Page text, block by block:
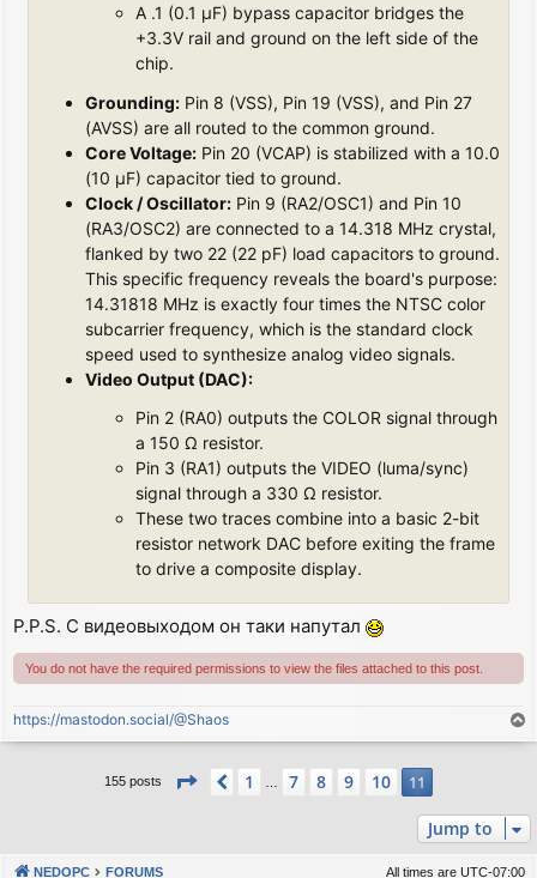
A .1 (0.1 µF) bypass capacitor bridges the
+3.3V rail and ground on the left side of the
chip.
Grounding: Pin 8 (VSS), Pin 19 (VSS), and Pin 27
(AVSS) are all routed to the common ground.
Core Voltage: Pin 20 (VCAP) is stabilized with a 10.0
(10 µF) capacitor tied to ground.
Clock / Oscillator: Pin 9 (RA2/OSC1) and Pin 10
(RA3/OSC2) are connected to a 14.318 MHz crystal,
flanked by two 22 (22 pF) load capacitors to ground.
This specific frequency reveals the board's purpose:
14.31818 MHz is exactly four times the NTSC color
subcarrier frequency, which is the standard clock
speed used to synthesize analog video signals.
Video Output (DAC):
Pin 2 (RA0) outputs the COLOR signal through
a 150 Ω resistor.
Pin 3 (RA1) outputs the VIDEO (luma/sync)
signal through a 330 Ω resistor.
These two traces combine into a basic 2-bit
resistor network DAC before exiting the frame
to drive a composite display.
P.P.S. С видеовыходом он таки напутал
You do not have the required permissions to view the files attached to this post.
https://mastodon.social/@Shaos
o
155 posts Page 11 of 11
Previous
1 … 7 8 9 10 11
Jump to
NEDOPC FORUMS All times are UTC-07:00